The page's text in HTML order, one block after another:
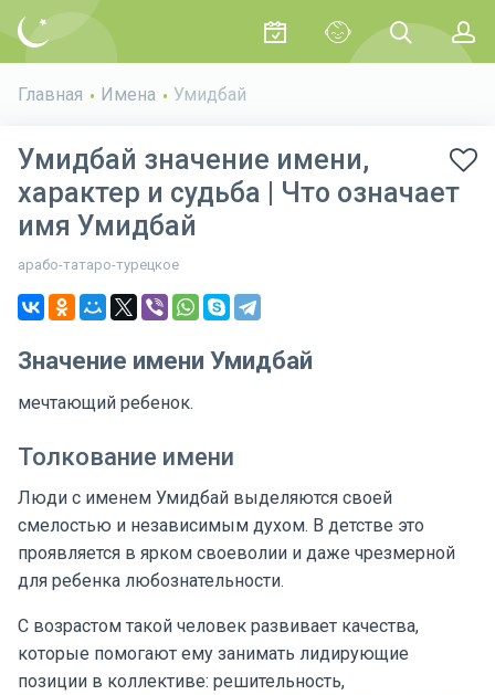
Главная Имена Умидбай
Умидбай значение имени,
характер и судьба | Что означает
имя Умидбай
арабо-татаро-турецкое
Значение имени Умидбай
мечтающий ребенок.
Толкование имени
Люди с именем Умидбай выделяются своей
смелостью и независимым духом. В детстве это
проявляется в ярком своеволии и даже чрезмерной
для ребенка любознательности.
С возрастом такой человек развивает качества,
которые помогают ему занимать лидирующие
позиции в коллективе: решительность,